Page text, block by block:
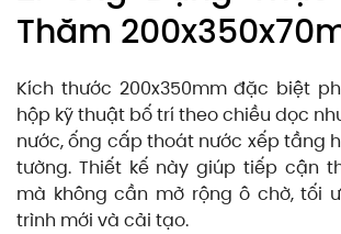
Thăm
Kích thước 200x350mm đặc biệt
hộp kỹ thuật bố trí theo chiều dọc
nước, ống cấp thoát nước xếp tầng
tường. Thiết kế này giúp tiếp cận
mà không cần mở rộng ô chờ, tối
trình mới và cải tạo.